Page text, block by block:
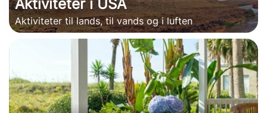
Aktiviteter i USA
Aktiviteter til lands, til vands og i luften